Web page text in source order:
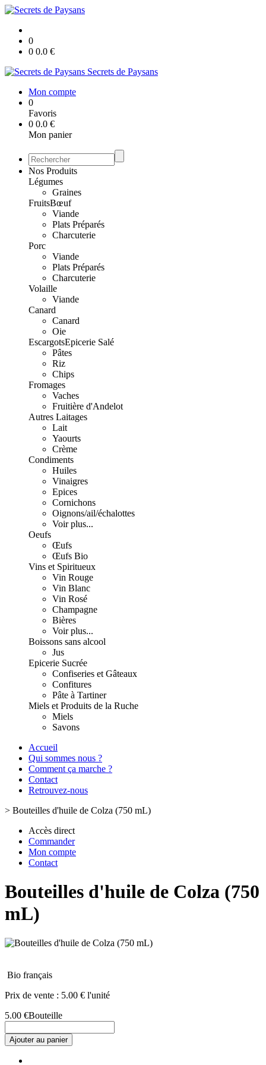
0
0 0.0 €
Secrets de Paysans
Mon compte
0
Favoris
0 0.0 €
Mon panier
Nos Produits
Légumes
Graines
FruitsBœuf
Viande
Plats Préparés
Charcuterie
Porc
Viande
Plats Préparés
Charcuterie
Volaille
Viande
Canard
Canard
Oie
EscargotsEpicerie Salé
Pâtes
Riz
Chips
Fromages
Vaches
Fruitière d'Andelot
Autres Laitages
Lait
Yaourts
Crème
Condiments
Huiles
Vinaigres
Epices
Cornichons
Oignons/ail/échalottes
Voir plus...
Oeufs
Œufs
Œufs Bio
Vins et Spiritueux
Vin Rouge
Vin Blanc
Vin Rosé
Champagne
Bières
Voir plus...
Boissons sans alcool
Jus
Epicerie Sucrée
Confiseries et Gâteaux
Confitures
Pâte à Tartiner
Miels et Produits de la Ruche
Miels
Savons
Accueil
Qui sommes nous ?
Comment ça marche ?
Contact
Retrouvez-nous
> Bouteilles d'huile de Colza (750 mL)
Accès direct
Commander
Mon compte
Contact
Bouteilles d'huile de Colza (750
mL)
Bio français
Prix de vente : 5.00 € l'unité
5.00 €Bouteille
Ajouter au panier